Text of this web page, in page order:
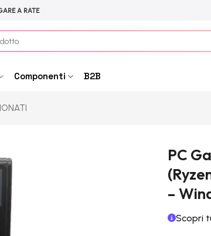
A RATE
Componenti B2B
PC
–
Scopri